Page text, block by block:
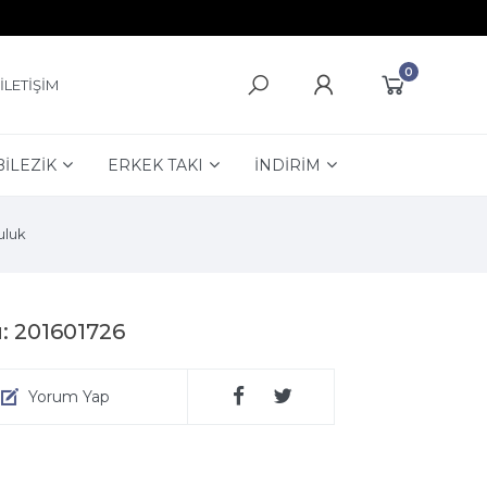
İLETİŞİM
0
ERKEK TAKI İNDİRİM
Yorum Yap